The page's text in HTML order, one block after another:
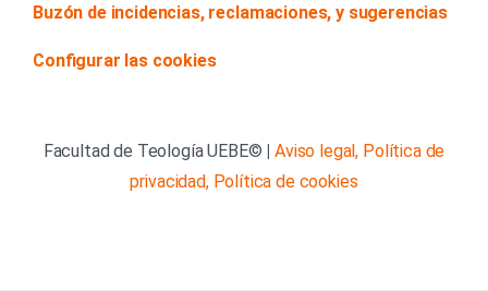
Buzón de incidencias, reclamaciones, y sugerencias
Configurar las cookies
Facultad de Teología UEBE© |Aviso legal, Política de
privacidad, Política de cookies